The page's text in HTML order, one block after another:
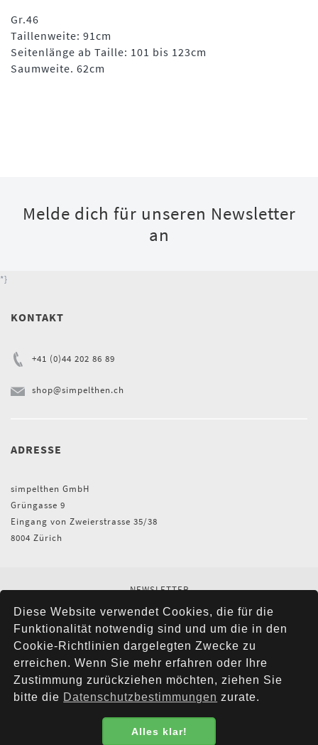
Diese Website verwendet Cookies, die für die
Funktionalität notwendig sind und um die in den
Cookie-Richtlinien dargelegten Zwecke zu
erreichen. Wenn Sie mehr erfahren oder Ihre
Zustimmung zurückziehen möchten, ziehen Sie
bitte die Datenschutzbestimmungen zurate.
Alles klar!
Gr.46
Taillenweite: 91cm
Seitenlänge ab Taille: 101 bis 123cm
Saumweite. 62cm
Melde dich für unseren Newsletter
an
*}
KONTAKT
+41 (0)44 202 86 89
shop@simpelthen.ch
ADRESSE
simpelthen GmbH
Grüngasse 9
Eingang von Zweierstrasse 35/38
8004 Zürich
NEWSLETTER
AGB
IMPRESSUM
VERSAND
KONTAKT